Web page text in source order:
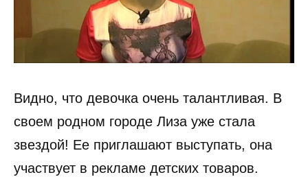
Видно, что девочка очень талантливая. В
своем родном городе Лиза уже стала
звездой! Ее приглашают выступать, она
участвует в рекламе детских товаров.